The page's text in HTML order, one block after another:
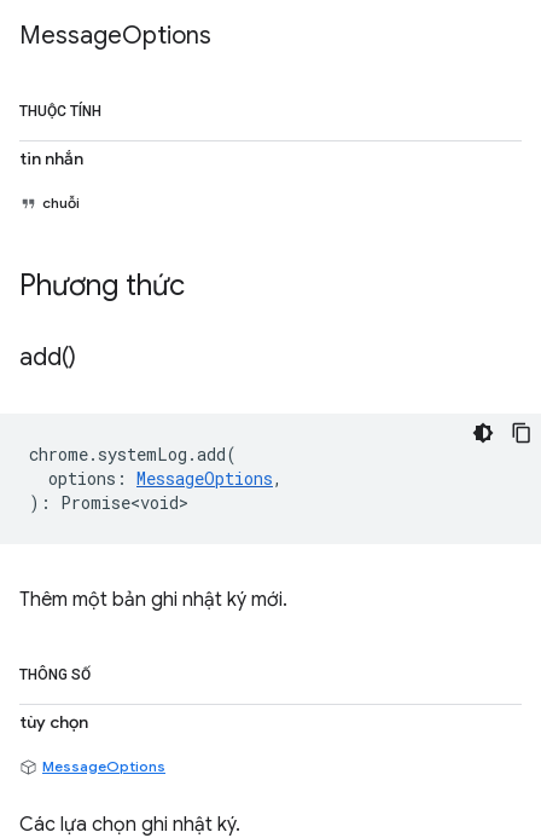
MessageOptions
THUỘC TÍNH
tin nhắn
chuỗi
Phương thức
add()
chrome. systemLog .add(
options : MessageOptions,
) : Promise<void>
Thêm một bản ghi nhật ký mới.
THÔNG SỐ
tùy chọn
MessageOptions
Các lựa chọn ghi nhật ký.